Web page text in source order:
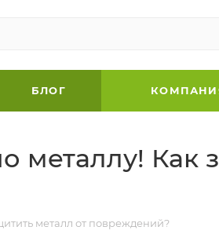
БЛОГ
Как
металл от повреждений?